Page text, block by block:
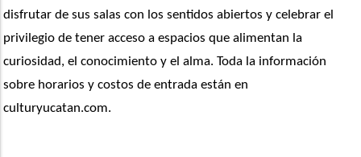
disfrutar de sus salas con los sentidos abiertos y celebrar el
privilegio de tener acceso a espacios que alimentan la
curiosidad, el conocimiento y el alma. Toda la información
sobre horarios y costos de entrada están en
culturyucatan.com.